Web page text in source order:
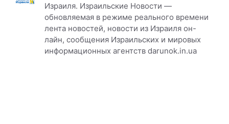
Израиля. Израильские Новости —
обновляемая в режиме реального времени
лента новостей, новости из Израиля он-
лайн, сообщения Израильских и мировых
информационных агентств darunok.in.ua